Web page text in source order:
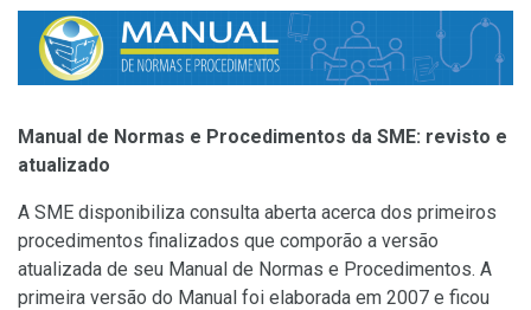
Manual de Normas e Procedimentos da SME: revisto e
atualizado
A SME disponibiliza consulta aberta acerca dos primeiros
procedimentos finalizados que comporão a versão
atualizada de seu Manual de Normas e Procedimentos. A
primeira versão do Manual foi elaborada em 2007 e ficou